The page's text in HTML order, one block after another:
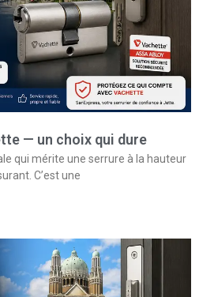
— un choix qui dure
qui mérite une serrure à la hauteur
C’est une